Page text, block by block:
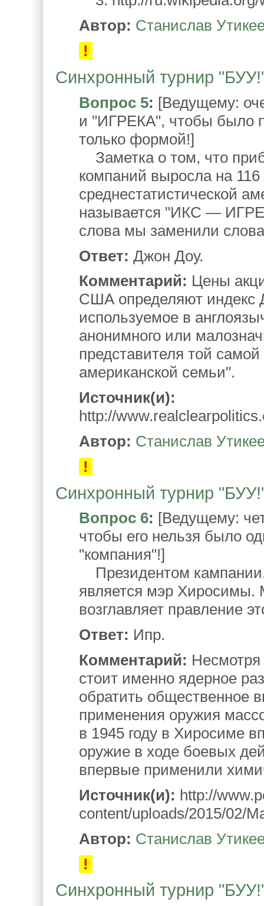
Автор: Станислав
!
Синхронный турнир
Вопрос 5: [Ведущему:
и "ИГРЕКА", чтобы было
только формой!]
Заметка о том, что
компаний выросла на
среднестатистической
называется "ИКС —
слова мы заменили
Ответ: Джон Доу.
Комментарий: Цены
США определяют
используемое в
анонимного или
представителя той
американской семьи".
Источник(и):
http://
Автор: Станислав
!
Синхронный турнир
Вопрос 6: [Ведущему:
чтобы его нельзя было
"компания"!]
Президентом
является мэр Хиросимы.
возглавляет правление
Ответ: Ипр.
Комментарий: Несмотря
стоит именно ядерное
обратить общественное
применения оружия
в 1945 году в Хиросиме
оружие в ходе боевых
впервые применили
Источник(и): http://
content/uploads/2015/02/
Автор: Станислав
!
Синхронный турнир